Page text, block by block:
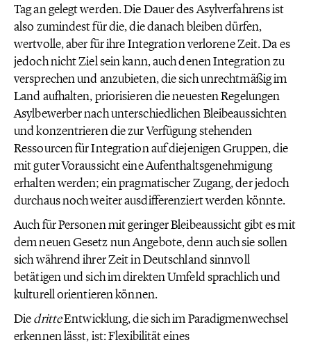
Tag an gelegt werden. Die Dauer des Asylverfahrens ist
also zumindest für die, die danach bleiben dürfen,
wertvolle, aber für ihre Integration verlorene Zeit. Da es
jedoch nicht Ziel sein kann, auch denen Integration zu
versprechen und anzubieten, die sich unrechtmäßig im
Land aufhalten, priorisieren die neuesten Regelungen
Asylbewerber nach unterschiedlichen Bleibeaussichten
und konzentrieren die zur Verfügung stehenden
Ressourcen für Integration auf diejenigen Gruppen, die
mit guter Voraussicht eine Aufenthaltsgenehmigung
erhalten werden; ein pragmatischer Zugang, der jedoch
durchaus noch weiter ausdifferenziert werden könnte.
Auch für Personen mit geringer Bleibeaussicht gibt es mit
dem neuen Gesetz nun Angebote, denn auch sie sollen
sich während ihrer Zeit in Deutschland sinnvoll
betätigen und sich im direkten Umfeld sprachlich und
kulturell orientieren können.
DiedritteEntwicklung, die sich im Paradigmenwechsel
erkennen lässt, ist: Flexibilität eines